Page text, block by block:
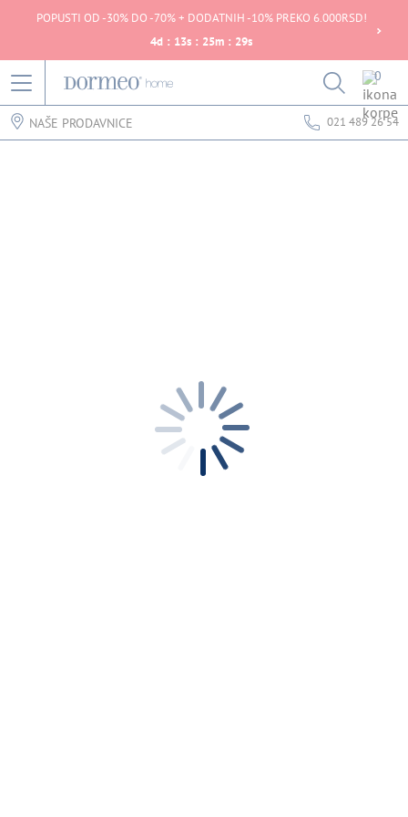
POPUSTI OD -30% DO -70% + DODATNIH -10% PREKO 6.000RSD!
4d : 13s : 25m : 29s
0
NAŠE PRODAVNICE 021 489 26 54